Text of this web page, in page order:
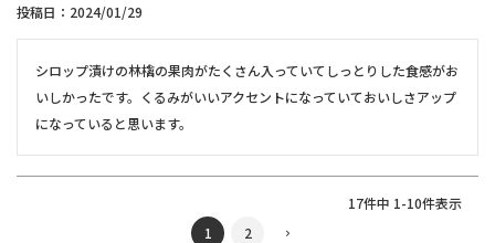
投稿日 2024/01/29
シロップ漬けの林檎の果肉がたくさん入っていてしっとりした食感がお
いしかったです。くるみがいいアクセントになっていておいしさアップ
になっていると思います。
17件中 1-10件表示
1
2